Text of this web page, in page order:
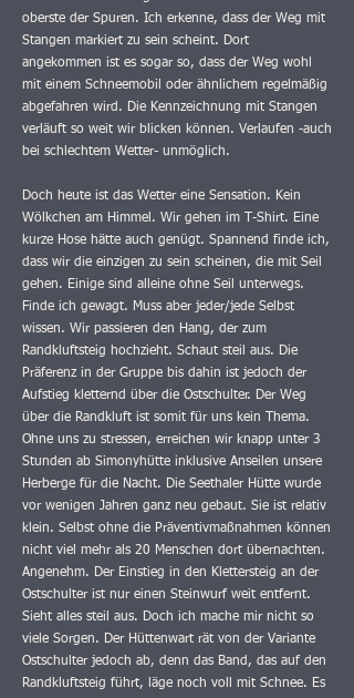
oberste der Spuren. Ich erkenne, dass der Weg mit
Stangen markiert zu sein scheint. Dort
angekommen ist es sogar so, dass der Weg wohl
mit einem Schneemobil oder ähnlichem regelmäßig
abgefahren wird. Die Kennzeichnung mit Stangen
verläuft so weit wir blicken können. Verlaufen -auch
bei schlechtem Wetter- unmöglich.
Doch heute ist das Wetter eine Sensation. Kein
Wölkchen am Himmel. Wir gehen im T-Shirt. Eine
kurze Hose hätte auch genügt. Spannend finde ich,
dass wir die einzigen zu sein scheinen, die mit Seil
gehen. Einige sind alleine ohne Seil unterwegs.
Finde ich gewagt. Muss aber jeder/jede Selbst
wissen. Wir passieren den Hang, der zum
Randkluftsteig hochzieht. Schaut steil aus. Die
Präferenz in der Gruppe bis dahin ist jedoch der
Aufstieg kletternd über die Ostschulter. Der Weg
über die Randkluft ist somit für uns kein Thema.
Ohne uns zu stressen, erreichen wir knapp unter 3
Stunden ab Simonyhütte inklusive Anseilen unsere
Herberge für die Nacht. Die Seethaler Hütte wurde
vor wenigen Jahren ganz neu gebaut. Sie ist relativ
klein. Selbst ohne die Präventivmaßnahmen können
nicht viel mehr als 20 Menschen dort übernachten.
Angenehm. Der Einstieg in den Klettersteig an der
Ostschulter ist nur einen Steinwurf weit entfernt.
Sieht alles steil aus. Doch ich mache mir nicht so
viele Sorgen. Der Hüttenwart rät von der Variante
Ostschulter jedoch ab, denn das Band, das auf den
Randkluftsteig führt, läge noch voll mit Schnee. Es